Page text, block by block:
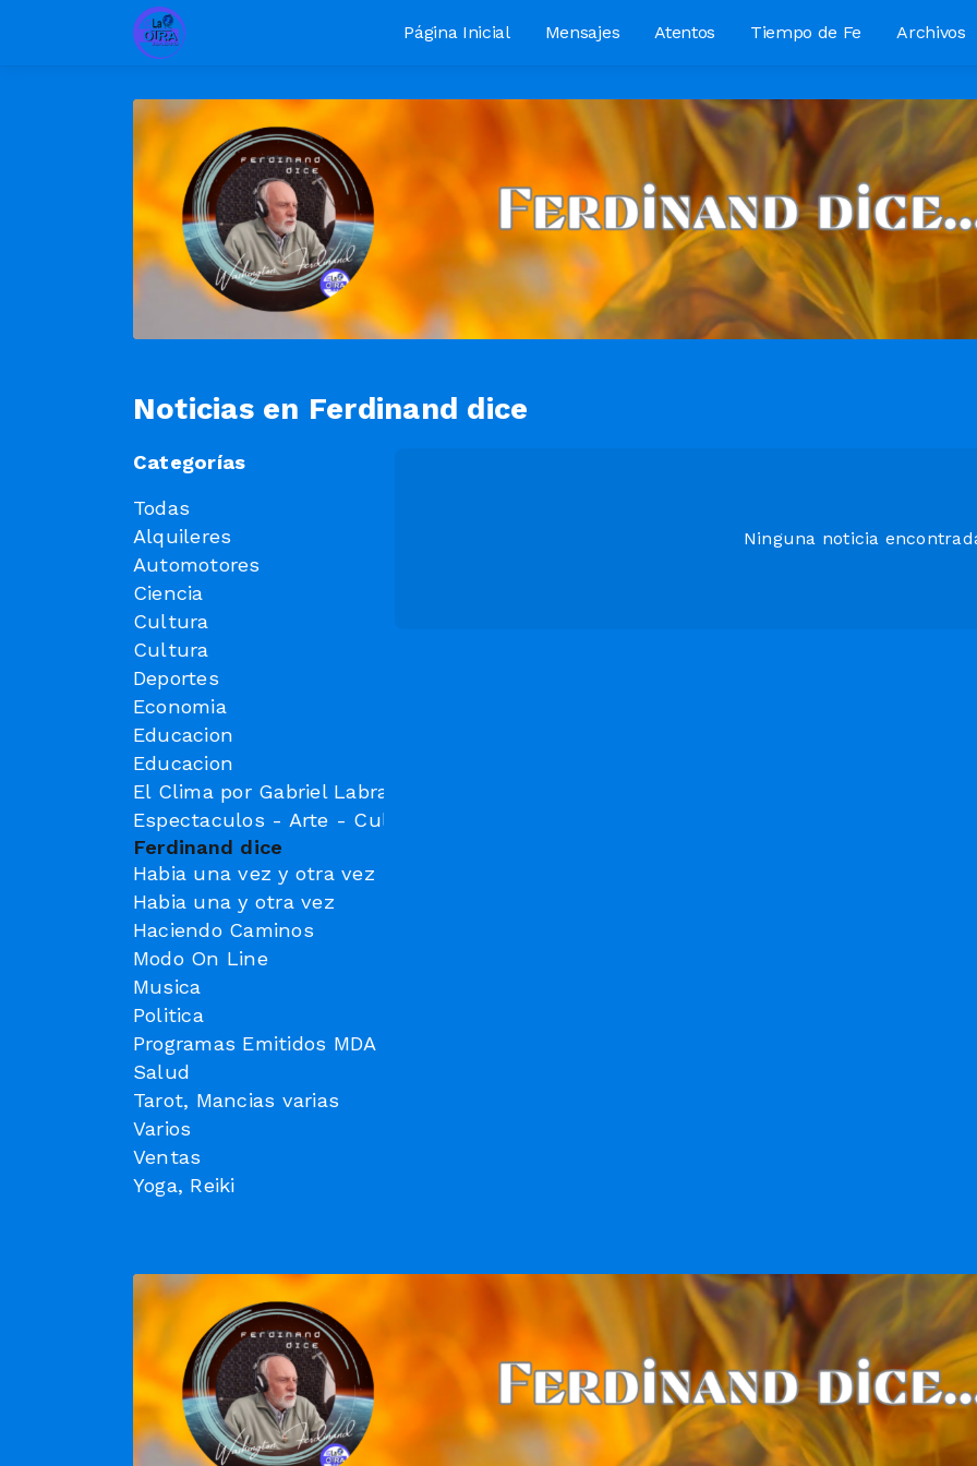
Página Inicial Mensajes Atentos Tiempo de Fe Archivos
Noticias en Ferdinand dice
Categorías
Todas
Alquileres
Automotores
Ciencia
Cultura
Cultura
Deportes
Economia
Educacion
Educacion
El Clima por Gabriel Labrador Tec. Meteorologo
Espectaculos - Arte - Cultura
Ferdinand dice
Habia una vez y otra vez
Habia una y otra vez
Haciendo Caminos
Modo On Line
Musica
Politica
Programas Emitidos MDA
Salud
Tarot, Mancias varias
Varios
Ventas
Yoga, Reiki
Ninguna noticia